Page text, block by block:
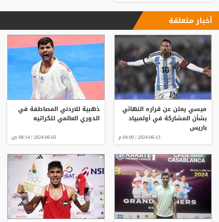
أخبار متعلقة
ميسي يعلن عن قراره النهائي
بشأن المشاركة في أولمبياد
باريس
2024-06-13 | 04:00 م
ذهبية للاردني المصاطفة في
الدوري العالمي للكراتيه
2024-06-03 | 08:14 ص